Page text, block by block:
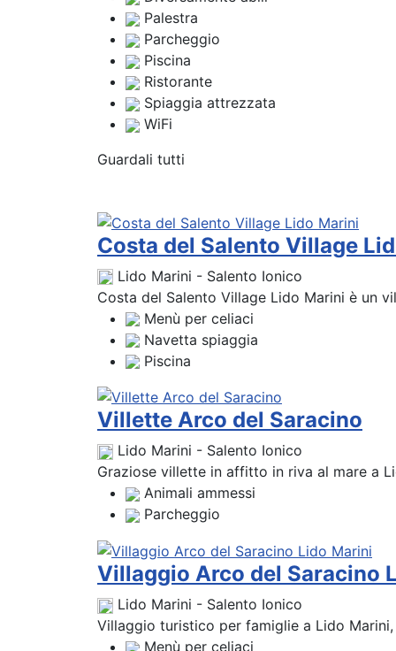
Palestra
Parcheggio
Piscina
Ristorante
Spiaggia attrezzata
WiFi
Guardali tutti
Costa del Salento Village
Lido Marini - Salento Ionico
Costa del Salento Village Lido Marini è un
Menù per celiaci
Navetta spiaggia
Piscina
Villette Arco del Saracino
Lido Marini - Salento Ionico
Graziose villette in affitto in riva al mare a
Animali ammessi
Parcheggio
Villaggio Arco del Saracino
Lido Marini - Salento Ionico
Villaggio turistico per famiglie a Lido
Menù per celiaci